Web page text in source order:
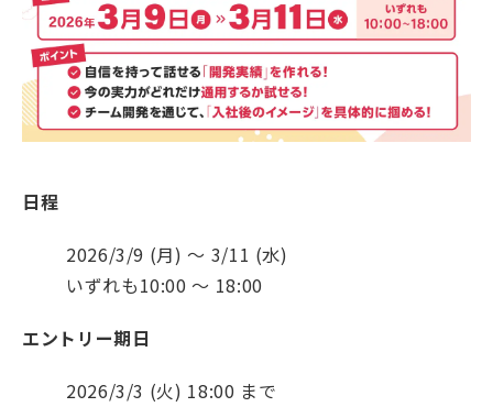
日程
2026/3/9 (月) ～ 3/11 (水)
いずれも10:00 〜 18:00
エントリー期日
2026/3/3 (火) 18:00 まで